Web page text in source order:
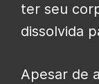
ter seu
dissolvida
Apesar de